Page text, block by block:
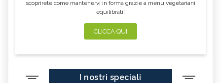
scoprirete come mantenervi in forma grazie a menu vegetariani
equilibrati!
CLICCA QUI
I nostri speciali